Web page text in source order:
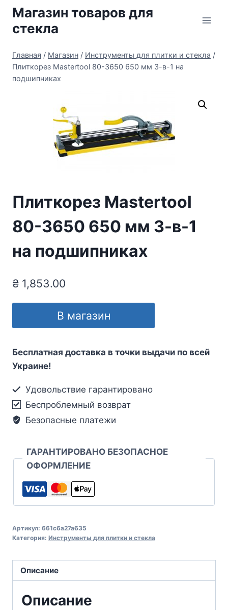
Перейти
содержимому
Магазин товаров для
стекла
Главная / Магазин / Инструменты для плитки и стекла /
Плиткорез Mastertool 80-3650 650 мм 3-в-1 на
подшипниках
Плиткорез Mastertool
80-3650 650 мм 3-в-1
на подшипниках
₴ 1,853.00
В магазин
Бесплатная доставка в точки выдачи по всей
Украине!
Удовольствие гарантировано
Беспроблемный возврат
Безопасные платежи
ГАРАНТИРОВАНО БЕЗОПАСНОЕ
ОФОРМЛЕНИЕ
Артикул: 661c6a27a635
Категория: Инструменты для плитки и стекла
Описание
Описание